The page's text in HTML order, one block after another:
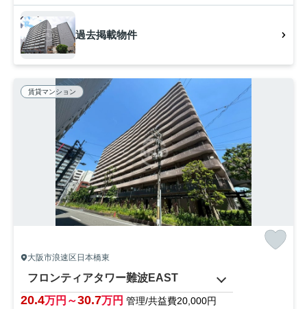
過去掲載物件
賃貸マンション
大阪市浪速区日本橋東
フロンティアタワー難波EAST
20.4万円～30.7万円 管理/共益費20,000円